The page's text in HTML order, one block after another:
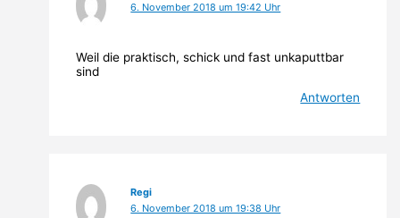
6. November 2018 um 19:42 Uhr
Weil die praktisch, schick und fast unkaputtbar
sind
Antworten
Regi
6. November 2018 um 19:38 Uhr